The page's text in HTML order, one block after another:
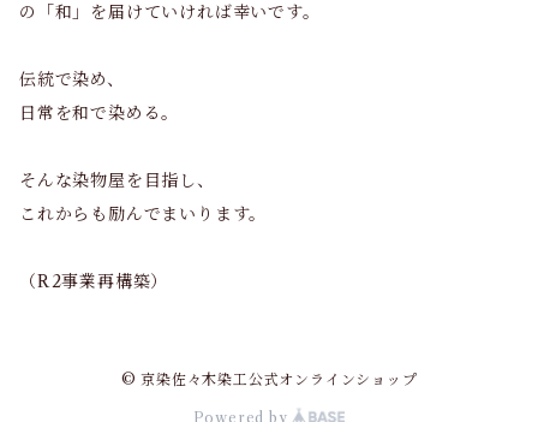
の「和」を届けていければ幸いです。
伝統で染め、
日常を和で染める。
そんな染物屋を目指し、
これからも励んでまいります。
（R2事業再構築）
© 京染佐々木染工公式オンラインショップ
Powered by